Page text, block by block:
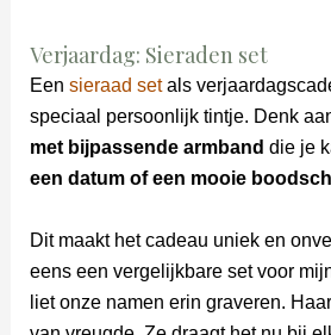
Verjaardag: Sieraden set
Een sieraad setals
speciaal persoonlijk tintje. Denk
met bijpassende armband die je
een datum of een mooie
Dit maakt het cadeau uniek en
eens een vergelijkbare set voor
liet onze namen erin graveren.